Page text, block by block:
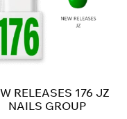
RELEASES 176 JZ
NAILS GROUP